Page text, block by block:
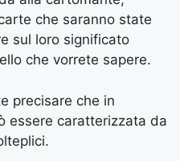
che saranno state
sul loro significato
che vorrete sapere.
precisare che in
essere caratterizzata da